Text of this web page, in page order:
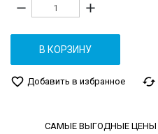
remove add
В КОРЗИНУ
favorite_border Добавить в избранное cached
САМЫЕ ВЫГОДНЫЕ ЦЕНЫ